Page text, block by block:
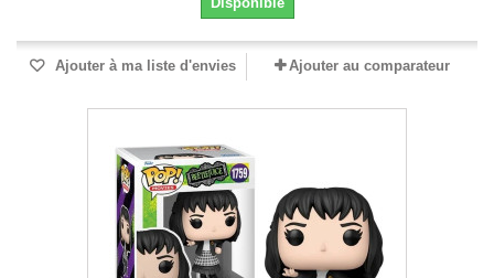
Ajouter à ma liste d'envies Ajouter au comparateur